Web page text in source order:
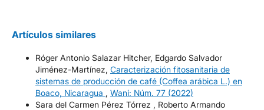
Artículos similares
Róger Antonio Salazar Hitcher, Edgardo Salvador
Jiménez-Martínez, Caracterización fitosanitaria de
sistemas de producción de café (Coffea arábica L.) en
Boaco, Nicaragua , Wani: Núm. 77 (2022)
Sara del Carmen Pérez Tórrez , Roberto Armando